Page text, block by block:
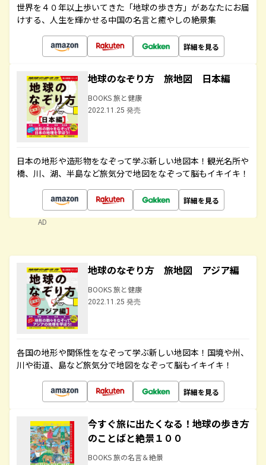
世界を４０年以上歩いてきた「地球の歩き方」があなたにお届
けする、人生を輝かせる中国の名言と癒やしの絶景集
詳細を見る
地球のなぞり方 旅地図 日本編
BOOKS 旅と健康
2022.11.25 発売
日本の地形や造形物をなぞって学ぶ新しい地図本！観光名所や
橋、川、湖、半島など旅気分で地図をなぞって脳もイキイキ！
詳細を見る
AD
地球のなぞり方 旅地図 アジア編
BOOKS 旅と健康
2022.11.25 発売
各国の地形や関係性をなぞって学ぶ新しい地図本！国境や州、
川や街道、島など旅気分で地図をなぞって脳もイキイキ！
詳細を見る
今すぐ旅に出たくなる！地球の歩き方
のことばと絶景１００
BOOKS 旅の名言＆絶景